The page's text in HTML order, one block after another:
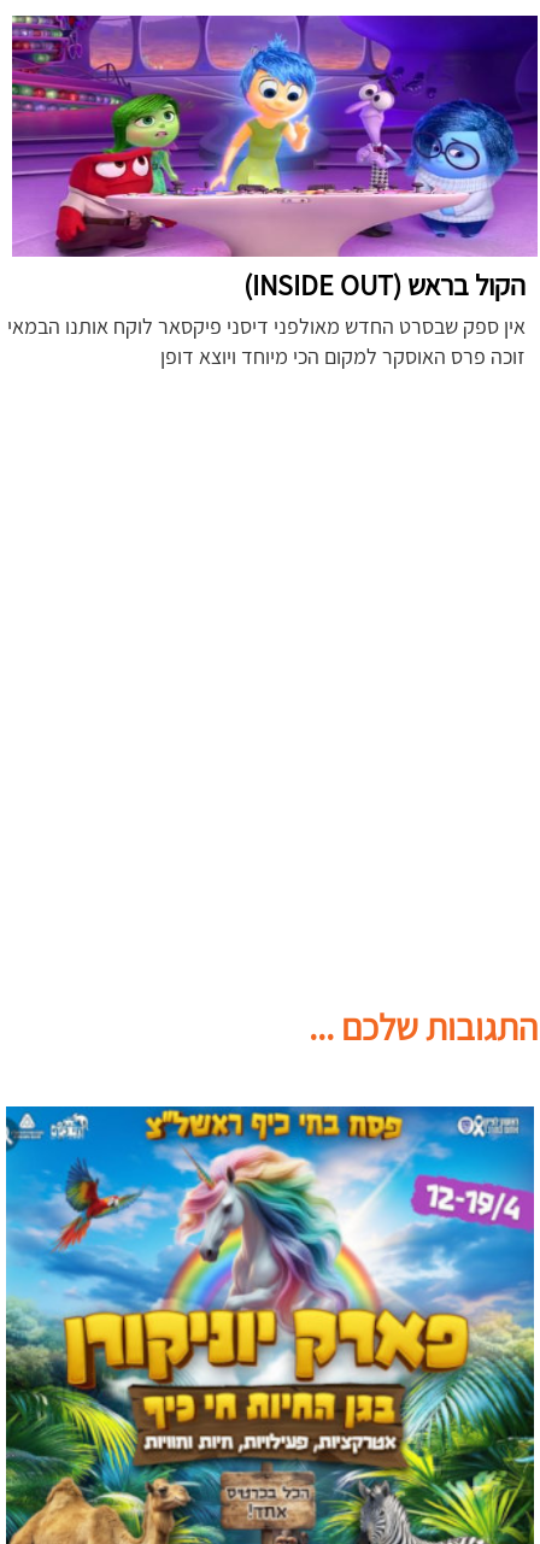
הקול בראש (INSIDE OUT)
אין ספק שבסרט החדש מאולפני דיסני פיקסאר לוקח אותנו הבמאי
זוכה פרס האוסקר למקום הכי מיוחד ויוצא דופן
התגובות שלכם ...